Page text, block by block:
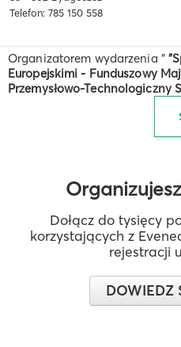
Telefon: 785 150 558
Organizatorem wydarzenia "
Europejskimi - Funduszowy
Przemysłowo-Technologiczny
Dołącz do tysięcy
korzystających z
rejestracji
DOWIEDZ